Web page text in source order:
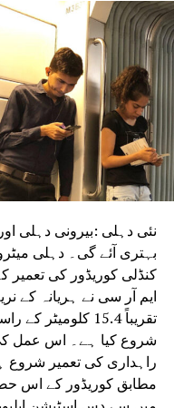
نئی دہلی :بیرونی دہلی
کنڈلی کوریڈور کی تعمیر
ایم آر سی نے ہریانہ کے
تقریباً 15.4
شروع کیا ہے۔ اس عمل
راہداری کی تعمیر شروع